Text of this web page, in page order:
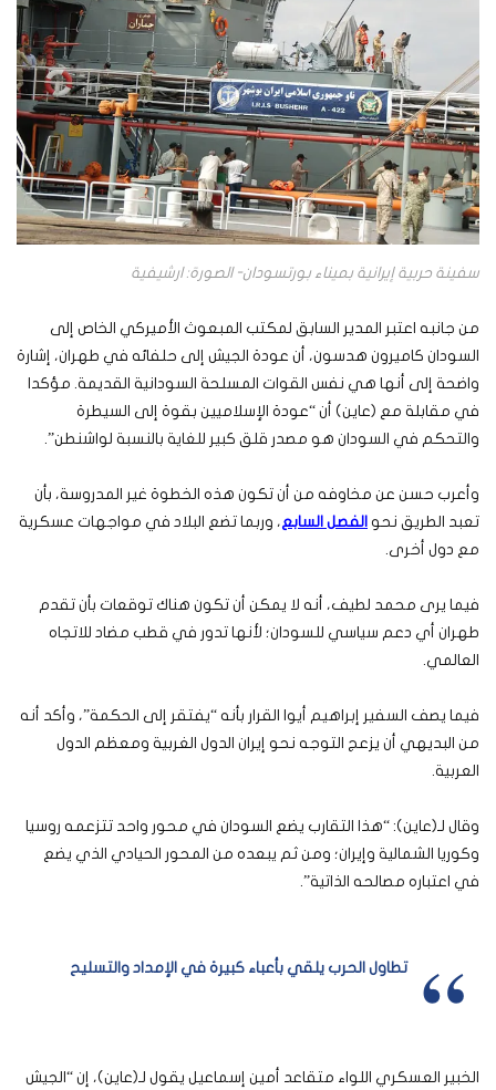
سفينة حربية إيرانية بميناء بورتسودان- الصورة: ارشيفية
من جانبه اعتبر المدير السابق لمكتب المبعوث الأميركي الخاص إلى
السودان كاميرون هدسون، أن عودة الجيش إلى حلفائه في طهران، إشارة
واضحة إلى أنها هي نفس القوات المسلحة السودانية القديمة. مؤكدا
في مقابلة مع (عاين) أن “عودة الإسلاميين بقوة إلى السيطرة
والتحكم في السودان هو مصدر قلق كبير للغاية بالنسبة لواشنطن”.
وأعرب حسن عن مخاوفه من أن تكون هذه الخطوة غير المدروسة، بأن
تعبد الطريق نحو الفصل السابع، وربما تضع البلاد في مواجهات عسكرية
مع دول أخرى.
فيما يرى محمد لطيف، أنه لا يمكن أن تكون هناك توقعات بأن تقدم
طهران أي دعم سياسي للسودان؛ لأنها تدور في قطب مضاد للاتجاه
العالمي.
فيما يصف السفير إبراهيم أيوا القرار بأنه “يفتقر إلى الحكمة”، وأكد أنه
من البديهي أن يزعج التوجه نحو إيران الدول الغربية ومعظم الدول
العربية.
وقال لـ(عاين): “هذا التقارب يضع السودان في محور واحد تتزعمه روسيا
وكوريا الشمالية وإيران؛ ومن ثم يبعده من المحور الحيادي الذي يضع
في اعتباره مصالحه الذاتية”.
تطاول الحرب يلقي بأعباء كبيرة في الإمداد والتسليح
الخبير العسكري اللواء متقاعد أمين إسماعيل يقول لـ(عاين)، إن “الجيش